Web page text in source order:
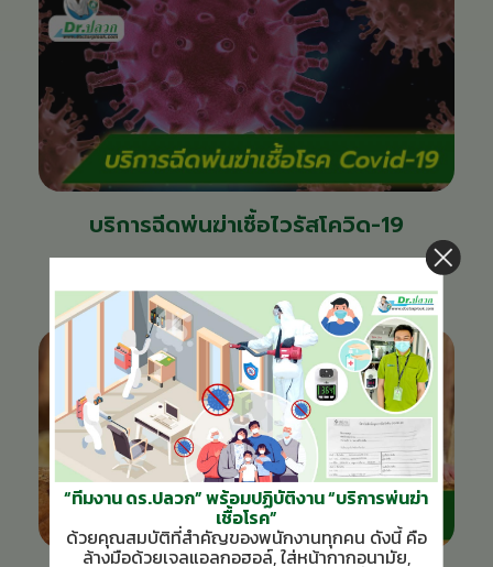
บริการฉีดพ่นฆ่าเชื้อไวรัสโควิด-19
COVID-19 Sterilization Service
“ทีมงาน ดร.ปลวก” พร้อมปฏิบัติงาน “บริการพ่นฆ่า
เชื้อโรค”
ด้วยคุณสมบัติที่สำคัญของพนักงานทุกคน ดังนี้ คือ
ล้างมือด้วยเจลแอลกอฮอล์,ใส่หน้ากากอนามัย,